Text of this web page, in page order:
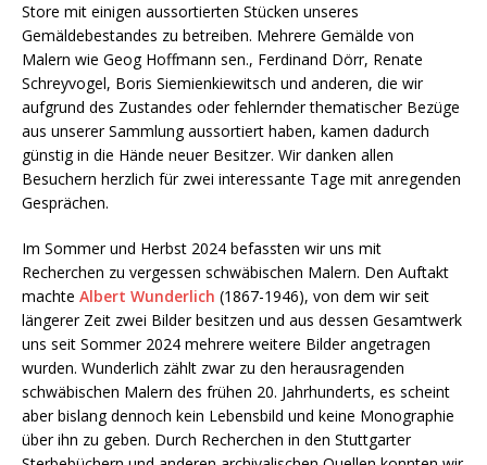
Store mit einigen aussortierten Stücken unseres
Gemäldebestandes zu betreiben. Mehrere Gemälde von
Malern wie Geog Hoffmann sen., Ferdinand Dörr, Renate
Schreyvogel, Boris Siemienkiewitsch und anderen, die wir
aufgrund des Zustandes oder fehlernder thematischer Bezüge
aus unserer Sammlung aussortiert haben, kamen dadurch
günstig in die Hände neuer Besitzer. Wir danken allen
Besuchern herzlich für zwei interessante Tage mit anregenden
Gesprächen.
Im Sommer und Herbst 2024 befassten wir uns mit
Recherchen zu vergessen schwäbischen Malern. Den Auftakt
machte Albert Wunderlich (1867-1946), von dem wir seit
längerer Zeit zwei Bilder besitzen und aus dessen Gesamtwerk
uns seit Sommer 2024 mehrere weitere Bilder angetragen
wurden. Wunderlich zählt zwar zu den herausragenden
schwäbischen Malern des frühen 20. Jahrhunderts, es scheint
aber bislang dennoch kein Lebensbild und keine Monographie
über ihn zu geben. Durch Recherchen in den Stuttgarter